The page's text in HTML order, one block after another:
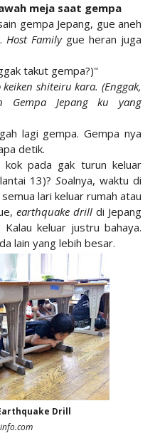
meja saat gempa
gempa Jepang, gue aneh
Host Family gue heran juga
takut gempa?)"
shiteiru kara. (Enggak,
Gempa Jepang ku yang
lagi gempa. Gempa nya
detik.
pada gak turun keluar
13)? Soalnya, waktu di
lari keluar rumah atau
earthquake drilldi Jepang
keluar justru bahaya.
lain yang lebih besar.
Drill